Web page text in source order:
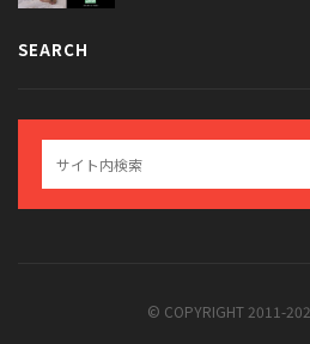
SEARCH
© COPYRIGHT 2011-